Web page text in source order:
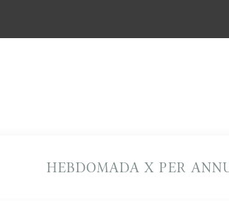
HEBDOMADA X PER